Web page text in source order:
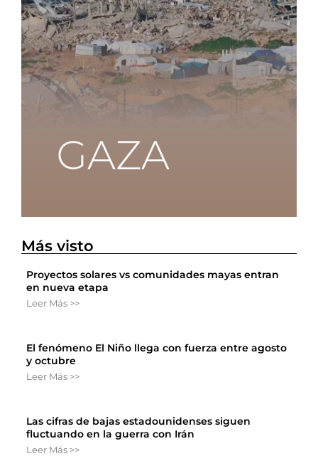
Más visto
Proyectos solares vs comunidades mayas entran
en nueva etapa
Leer Más >>
El fenómeno El Niño llega con fuerza entre agosto
y octubre
Leer Más >>
Las cifras de bajas estadounidenses siguen
fluctuando en la guerra con Irán
Leer Más >>